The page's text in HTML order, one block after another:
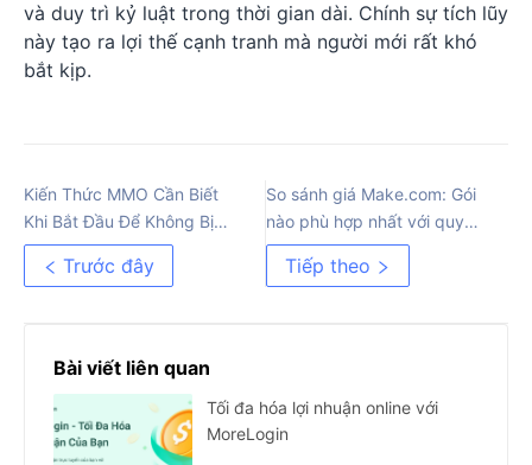
và duy trì kỷ luật trong thời gian dài. Chính sự tích lũy
này tạo ra lợi thế cạnh tranh mà người mới rất khó
bắt kịp.
Kiến Thức MMO Cần Biết
Khi Bắt Đầu Để Không Bị
Khóa Tài Khoản
Trước đây
So sánh giá Make.com: Gói
nào phù hợp nhất với quy
trình làm việc của bạn?
Tiếp theo
Bài viết liên quan
Tối đa hóa lợi nhuận online với
MoreLogin